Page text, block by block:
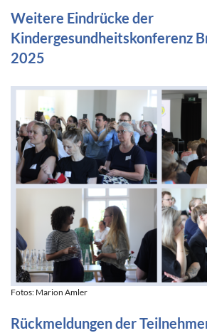
Weitere Eindrücke der
Kindergesundheitskonferenz
2025
Fotos: Marion Amler
Rückmeldungen der